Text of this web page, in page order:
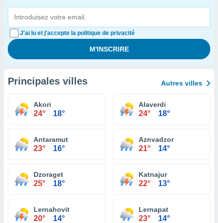
J'ai lu et j'accepte la politique de privacité
Principales villes Autres villes
Akori
24° 18°
Alaverdi
24° 18°
Antaramut
23° 16°
Aznvadzor
21° 14°
Dzoraget
25° 18°
Katnajur
22° 13°
Lernahovit
20° 14°
Lernapat
23° 14°